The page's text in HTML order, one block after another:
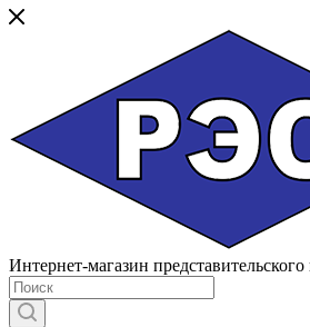
Интернет-магазин представительского